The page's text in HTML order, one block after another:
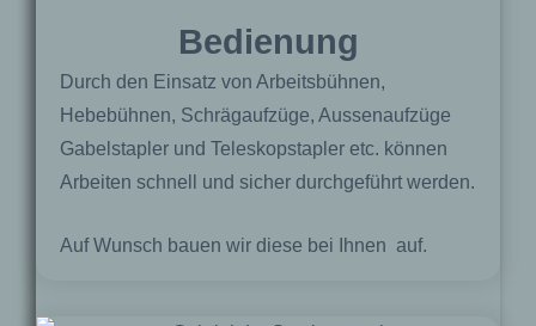
Bedienung
Durch den Einsatz von Arbeitsbühnen,
Hebebühnen, Schrägaufzüge, Aussenaufzüge
Gabelstapler und Teleskopstapler etc. können
Arbeiten schnell und sicher durchgeführt werden.
Auf Wunsch bauen wir diese bei Ihnen auf.